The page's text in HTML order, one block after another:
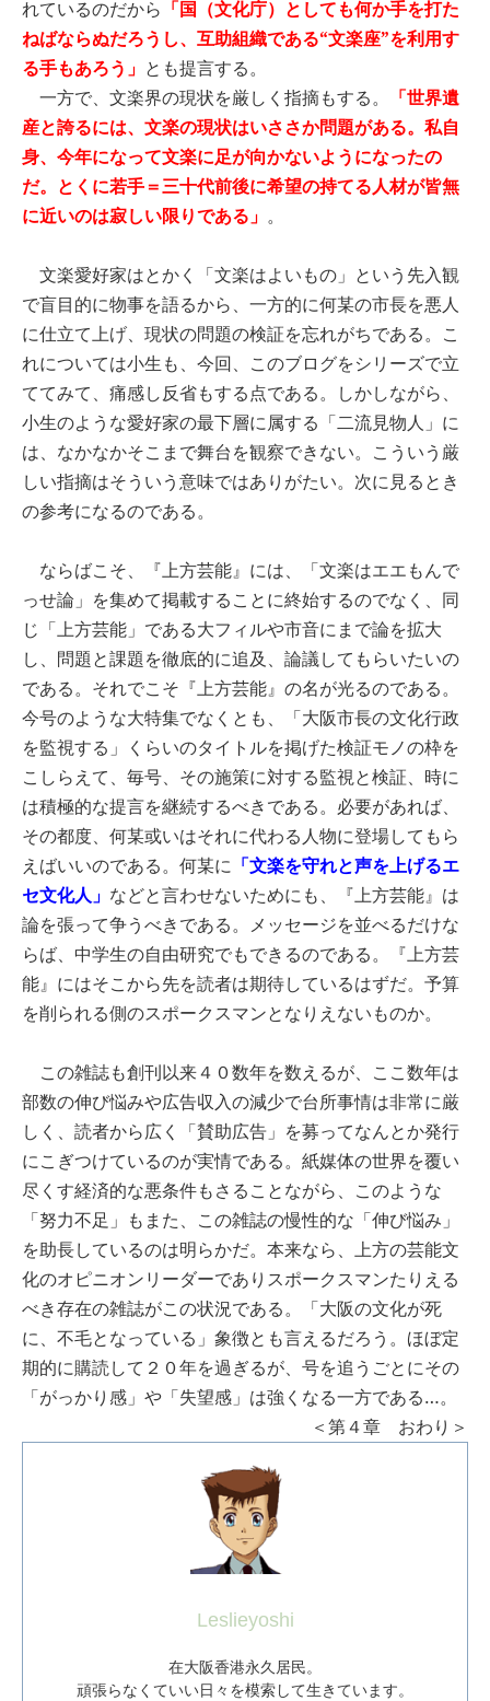
れているのだから 「国（文化庁）としても何か手を打た
ねばならぬだろうし、互助組織である“文楽座”を利用す
る手もあろう」 とも提言する。
一方で、文楽界の現状を厳しく指摘もする。
「世界遺
産と誇るには、文楽の現状はいささか問題がある。私自
身、今年になって文楽に足が向かないようになったの
だ。とくに若手＝三十代前後に希望の持てる人材が皆無
に近いのは寂しい限りである」 。
文楽愛好家はとかく「文楽はよいもの」という先入観
で盲目的に物事を語るから、一方的に何某の市長を悪人
に仕立て上げ、現状の問題の検証を忘れがちである。こ
れについては小生も、今回、このブログをシリーズで立
ててみて、痛感し反省もする点である。しかしながら、
小生のような愛好家の最下層に属する「二流見物人」に
は、なかなかそこまで舞台を観察できない。こういう厳
しい指摘はそういう意味ではありがたい。次に見るとき
の参考になるのである。
ならばこそ、『上方芸能』には、「文楽はエエもんで
っせ論」を集めて掲載することに終始するのでなく、同
じ「上方芸能」である大フィルや市音にまで論を拡大
し、問題と課題を徹底的に追及、論議してもらいたいの
である。それでこそ『上方芸能』の名が光るのである。
今号のような大特集でなくとも、「大阪市長の文化行政
を監視する」くらいのタイトルを掲げた検証モノの枠を
こしらえて、毎号、その施策に対する監視と検証、時に
は積極的な提言を継続するべきである。必要があれば、
その都度、何某或いはそれに代わる人物に登場してもら
えばいいのである。何某に 「文楽を守れと声を上げるエ
セ文化人」 などと言わせないためにも、『上方芸能』は
論を張って争うべきである。メッセージを並べるだけな
らば、中学生の自由研究でもできるのである。『上方芸
能』にはそこから先を読者は期待しているはずだ。予算
を削られる側のスポークスマンとなりえないものか。
この雑誌も創刊以来４０数年を数えるが、ここ数年は
部数の伸び悩みや広告収入の減少で台所事情は非常に厳
しく、読者から広く「賛助広告」を募ってなんとか発行
にこぎつけているのが実情である。紙媒体の世界を覆い
尽くす経済的な悪条件もさることながら、このような
「努力不足」もまた、この雑誌の慢性的な「伸び悩み」
を助長しているのは明らかだ。本来なら、上方の芸能文
化のオピニオンリーダーでありスポークスマンたりえる
べき存在の雑誌がこの状況である。「大阪の文化が死
に、不毛となっている」象徴とも言えるだろう。ほぼ定
期的に購読して２０年を過ぎるが、号を追うごとにその
「がっかり感」や「失望感」は強くなる一方である…。
＜第４章 おわり＞
Leslieyoshi
在大阪香港永久居民。
頑張らなくていい日々を模索して生きています。